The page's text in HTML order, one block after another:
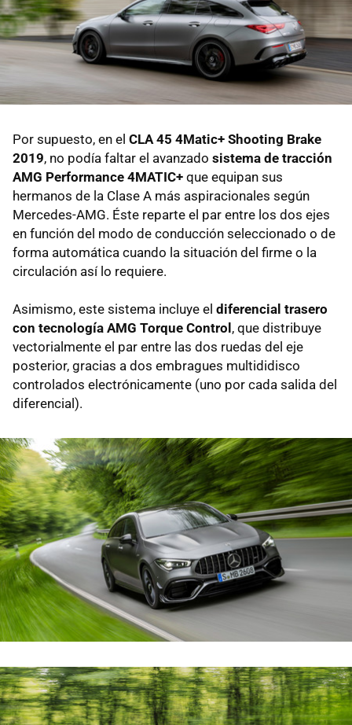
Por supuesto, en el CLA 45 4Matic+ Shooting Brake
2019, no podía faltar el avanzado sistema de tracción
AMG Performance 4MATIC+ que equipan sus
hermanos de la Clase A más aspiracionales según
Mercedes-AMG. Éste reparte el par entre los dos ejes
en función del modo de conducción seleccionado o de
forma automática cuando la situación del firme o la
circulación así lo requiere.
Asimismo, este sistema incluye el diferencial trasero
con tecnología AMG Torque Control , que distribuye
vectorialmente el par entre las dos ruedas del eje
posterior, gracias a dos embragues multididisco
controlados electrónicamente (uno por cada salida del
diferencial).